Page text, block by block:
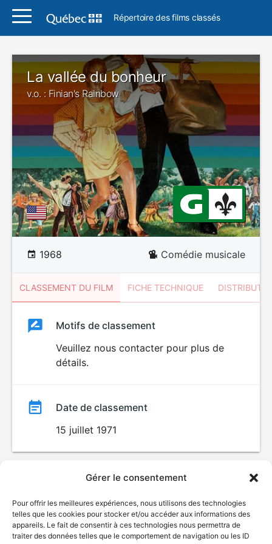
Gérer le consentement
Pour offrir les meilleures expériences, nous utilisons des technologies
telles que les cookies pour stocker et/ou accéder aux informations des
appareils. Le fait de consentir à ces technologies nous permettra de
traiter des données telles que le comportement de navigation ou les ID
Répertoire des films classés
La vallée du bonheur
v.o. : Finian's Rainbow
1968 Comédie musicale
CLASSEMENT DU FILM FICHE TECHNIQUE
ClassementClassement
Motifs de classement
Veuillez nous contacter pour plus de
détails.
Date de classement
15 juillet 1971